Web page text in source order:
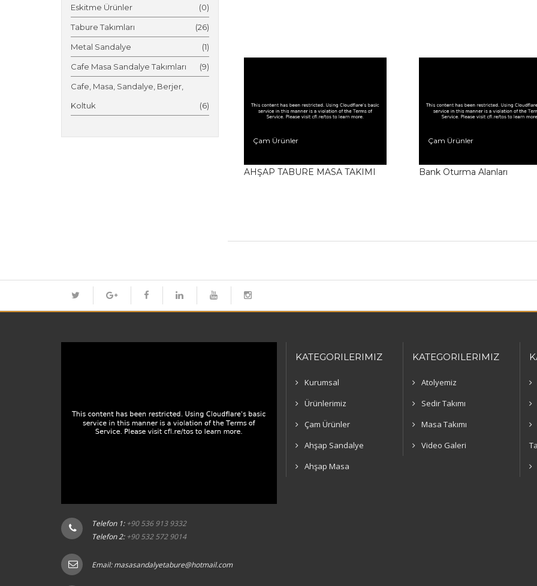
Eskitme Ürünler (0)
Tabure Takımları (26)
Metal Sandalye (1)
Cafe Masa Sandalye Takımları (9)
Cafe, Masa, Sandalye, Berjer,
Koltuk
(6)
Çam Ürünler
AHŞAP TABURE MASA TAKIMI
Çam Ürünler
Bank Oturma Alanları
Telefon 1: +90 536 913 9332
Telefon 2: +90 532 572 9014
Email:masasandalyetabure@hotmail.com
KATEGORILERIMIZ
Kurumsal
Ürünlerimiz
Çam Ürünler
Ahşap Sandalye
Ahşap Masa
KATEGORILERIMIZ
Atolyemiz
Sedir Takımı
Masa Takımı
Video Galeri